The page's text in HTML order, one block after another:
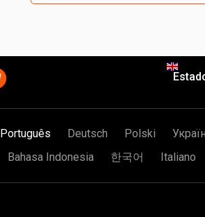
Português Deutsch Polski
Bahasa Indonesia 한국어 Italiano